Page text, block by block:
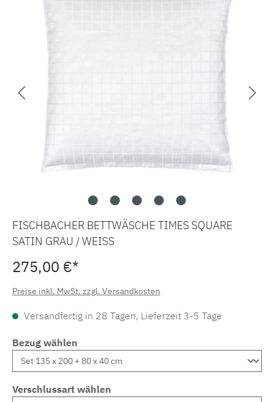
FISCHBACHER BETTWÄSCHE TIMES SQUARE
SATIN GRAU / WEISS
275,00 €*
Preise inkl. MwSt. zzgl. Versandkosten
Versandfertig in 28 Tagen, Lieferzeit 3-5 Tage
Bezug wählen
Verschlussart wählen